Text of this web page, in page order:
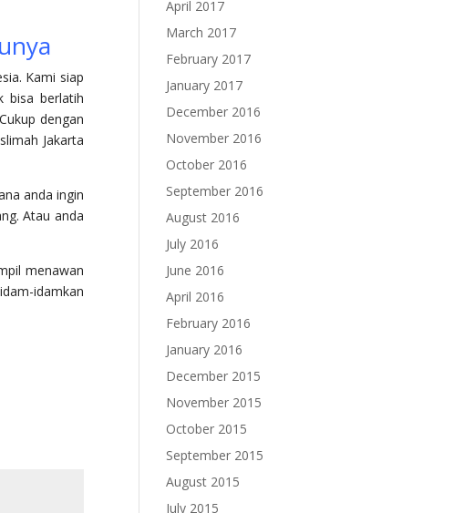
Kami siap
bisa berlatih
dengan
Jakarta
anda ingin
Atau anda
menawan
idamkan
April 2017
March 2017
February 2017
January 2017
December 2016
November 2016
October 2016
September 2016
August 2016
July 2016
June 2016
April 2016
February 2016
January 2016
December 2015
November 2015
October 2015
September 2015
August 2015
July 2015